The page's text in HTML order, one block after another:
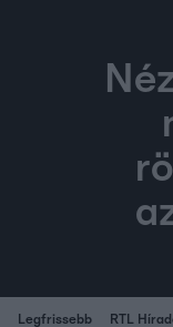
Legfrissebb RTL